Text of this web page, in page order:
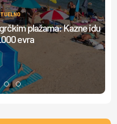
plažama: Kazne idu
evra